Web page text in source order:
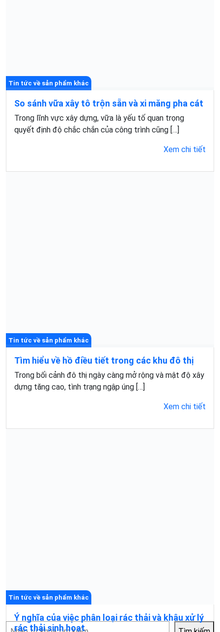
Tin tức về sản phẩm khác
So sánh vữa xây tô trộn sẵn và xi măng pha cát
Trong lĩnh vực xây dựng, vữa là yếu tố quan trọng
quyết định độ chắc chắn của công trình cũng […]
Xem chi tiết
Tin tức về sản phẩm khác
Tìm hiểu về hồ điều tiết trong các khu đô thị
Trong bối cảnh đô thị ngày càng mở rộng và mật độ xây
dựng tăng cao, tình trạng ngập úng […]
Xem chi tiết
Tin tức về sản phẩm khác
Ý nghĩa của việc phân loại rác thải và khâu xử lý
rác thải sinh hoạt
Tìm